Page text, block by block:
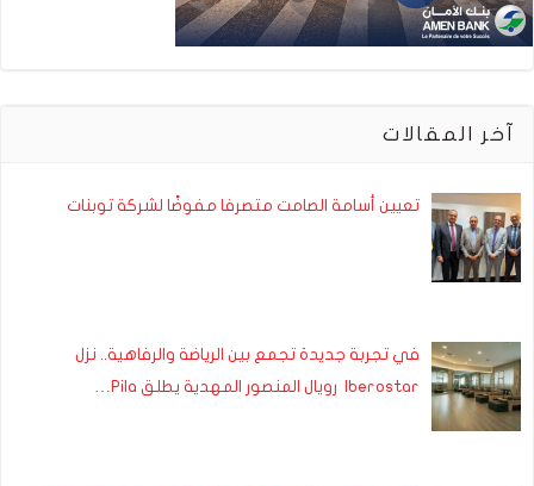
آخر المقالات
تعيين أسامة الصامت متصرفا مفوضًا لشركة توبنات
في تجربة جديدة تجمع بين الرياضة والرفاهية.. نزل
Iberostar رويال المنصور المهدية يطلق Pila…